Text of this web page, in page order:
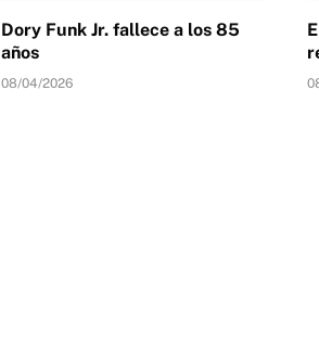
Dory Funk Jr. fallece a los 85
años
08/04/2026